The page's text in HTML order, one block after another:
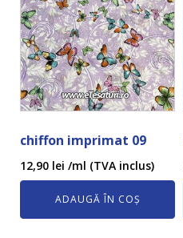
chiffon imprimat 09
12,90 lei /ml (TVA inclus)
ADAUGĂ ÎN COȘ